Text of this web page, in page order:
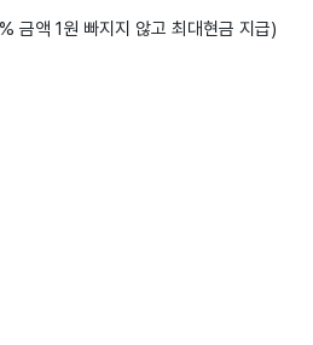
금액 1원 빠지지 않고 최대현금 지급)